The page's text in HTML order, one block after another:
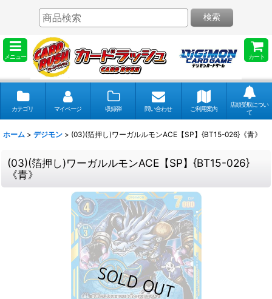
メニュー カート
検索
カテゴリ マイページ 収録弾 問い合わせ ご利用案内
店頭受取につい
て
ホーム > デジモン > (03)(箔押し)ワーガルルモンACE【SP】{BT15-026}《青》
(03)(箔押し)ワーガルルモンACE【SP】{BT15-026}
《青》